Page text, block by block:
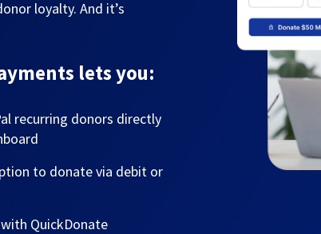
loyalty. And it’s
lets you:
recurring donors directly
to donate via debit or
QuickDonate